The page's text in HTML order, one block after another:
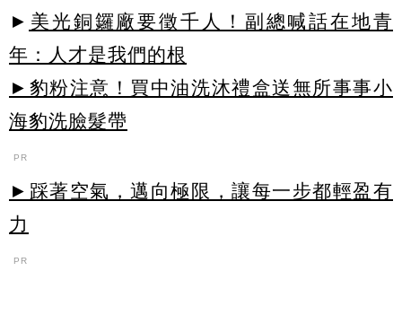
► 美光銅鑼廠要徵千人！副總喊話在地青
年：人才是我們的根
►豹粉注意！買中油洗沐禮盒送無所事事小
海豹洗臉髮帶
PR
►踩著空氣，邁向極限，讓每一步都輕盈有
力
PR